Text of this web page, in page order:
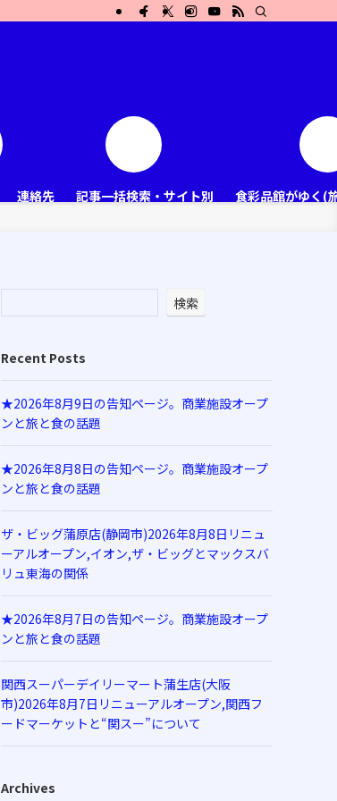
連絡先 記事一括検索・サイト別 食彩品館がゆく(
検索
Recent Posts
★2026年8月9日の告知ページ。商業施設オープ
ンと旅と食の話題
★2026年8月8日の告知ページ。商業施設オープ
ンと旅と食の話題
ザ・ビッグ蒲原店(静岡市)2026年8月8日リニュ
ーアルオープン,イオン,ザ・ビッグとマックスバ
リュ東海の関係
★2026年8月7日の告知ページ。商業施設オープ
ンと旅と食の話題
関西スーパーデイリーマート蒲生店(大阪
市)2026年8月7日リニューアルオープン,関西フ
ードマーケットと“関スー”について
Archives